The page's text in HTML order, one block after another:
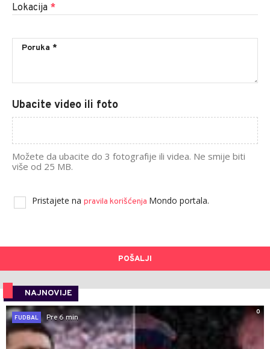
Lokacija *
Ubacite video ili foto
Možete da ubacite do 3 fotografije ili videa. Ne smije biti
više od 25 MB.
Pristajete na pravila korišćenja Mondo portala.
POŠALJI
NAJNOVIJE
0
FUDBAL
Pre 6 min